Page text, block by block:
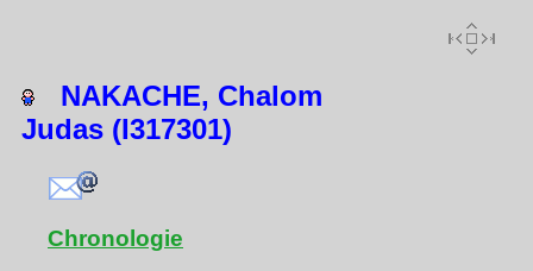
NAKACHE, Chalom
Judas (I317301)
Chronologie